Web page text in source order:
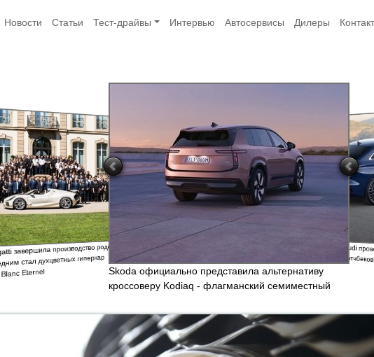
Новости Статьи Тест-драйвы Интервью Автосервисы Дилеры
производство родстера
стал духцветных гиперкар
Eternel
Skoda официально представила альтернативу
кроссоверу Kodiaq - флагманский семиместный
Компания Audi
седанов и